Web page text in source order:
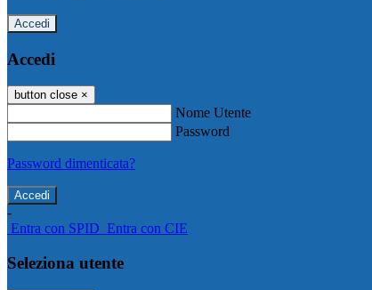
Accedi
Accedi
button close ×
Nome Utente
Password
Password dimenticata?
-
Entra con SPID Entra con CIE
Seleziona utente